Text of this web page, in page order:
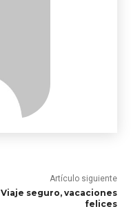
Artículo siguiente
Viaje seguro, vacaciones
felices